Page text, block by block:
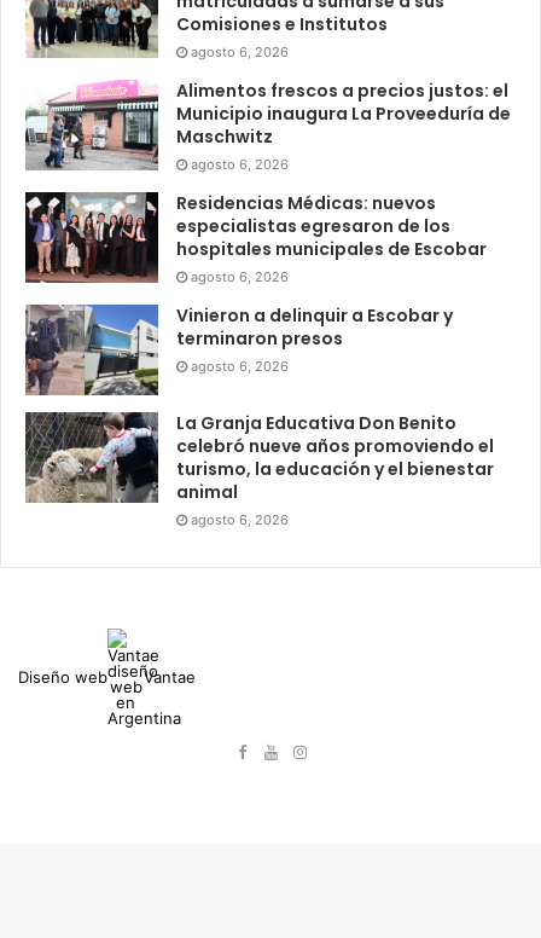
Comisiones e Institutos
agosto 6, 2026
Alimentos frescos a precios justos: el
Municipio inaugura La Proveeduría de
Maschwitz
agosto 6, 2026
Residencias Médicas: nuevos
especialistas egresaron de los
hospitales municipales de Escobar
agosto 6, 2026
Vinieron a delinquir a Escobar y
terminaron presos
agosto 6, 2026
La Granja Educativa Don Benito
celebró nueve años promoviendo el
turismo, la educación y el bienestar
animal
agosto 6, 2026
Diseño web Vantae